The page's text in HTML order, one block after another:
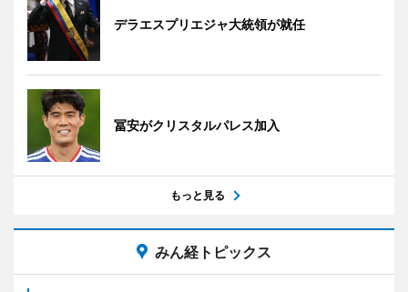
デラエスプリエジャ大統領が就任
冨安がクリスタルパレス加入
もっと見る
みん経トピックス